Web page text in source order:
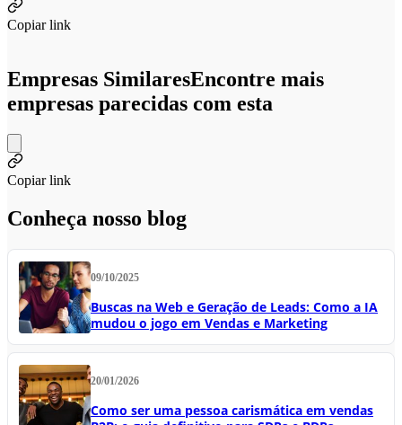
Copiar link
Empresas SimilaresEncontre mais
empresas parecidas com esta
Copiar link
Conheça nosso blog
09/10/2025
Buscas na Web e Geração de Leads: Como a IA
mudou o jogo em Vendas e Marketing
20/01/2026
Como ser uma pessoa carismática em vendas